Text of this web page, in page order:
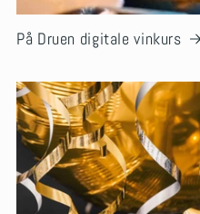
På Druen digitale vinkurs